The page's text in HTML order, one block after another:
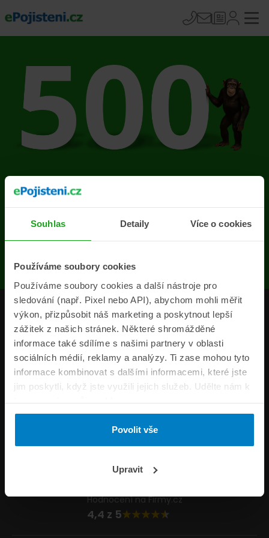
Souhlas Detaily Více o cookies
Používáme soubory cookies
Používáme soubory cookies a další nástroje pro
sledování (např. Pixel nebo API), abychom mohli měřit
výkon, přizpůsobit náš marketing a poskytnout lepší
zážitek z našich stránek. Některé shromážděné
informace také sdílíme s našimi partnery v oblasti
sociálních médií, reklamy a analýzy. Ti zase mohou tyto
informace kombinovat s dalšími informacemi, které jste
jim poskytli, když jste využili jejich služeb. Udělte nám k
tomu prosím svůj souhlas.
Povolit vše
Upravit
Na stránce se vyskytla
chyba
Produkty
Pojišťovny
Informace
ePojisteni.cz
Formuláře
Napište nám
Hodnocení na Firmy.cz
4,4 z 5